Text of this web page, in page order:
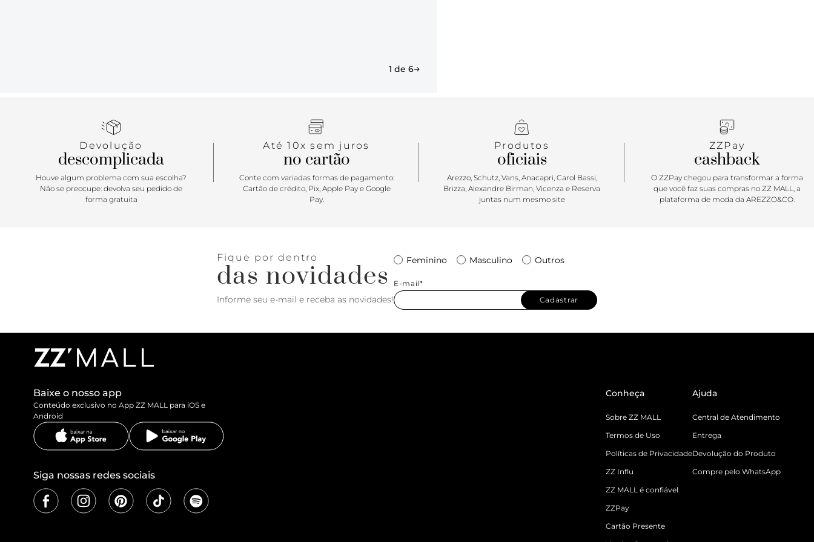
1 de 6
Devolução
descomplicada
Houve algum problema com sua escolha?
Não se preocupe: devolva seu pedido de
forma gratuita
Até 10x sem juros
no cartão
Conte com variadas formas de pagamento:
Cartão de crédito, Pix, Apple Pay e Google
Pay.
Produtos
oficiais
Arezzo, Schutz, Vans, Anacapri, Carol Bassi,
Brizza, Alexandre Birman, Vicenza e Reserva
juntas num mesmo site
ZZPay
cashback
O ZZPay chegou para transformar a forma
que você faz suas compras no ZZ MALL, a
plataforma de moda da AREZZO&CO.
Fique por dentro
das novidades
Informe seu e-mail e receba as novidades!
Feminino Masculino Outros
E-mail*
Cadastrar
Baixe o nosso app
Conteúdo exclusivo no App ZZ MALL para iOS e
Android
Siga nossas redes sociais
Conheça
Sobre ZZ MALL
Termos de Uso
Políticas de Privacidade
ZZ Influ
ZZ MALL é confiável
ZZPay
Cartão Presente
Ajuda
Central de Atendimento
Entrega
Devolução do Produto
Compre pelo WhatsApp